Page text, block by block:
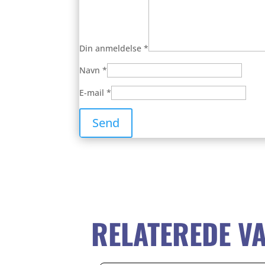
Din anmeldelse*
Navn*
E-mail*
RELATEREDE